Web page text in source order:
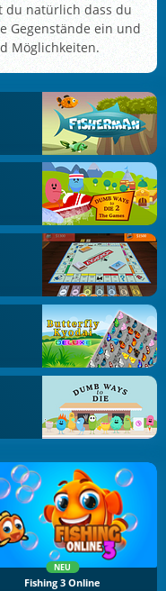
du natürlich dass du
Gegenstände ein und
Möglichkeiten.
NEU
Fishing 3 Online